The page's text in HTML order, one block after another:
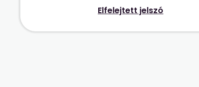
Elfelejtett jelszó